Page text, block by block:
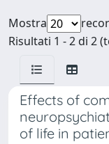
Mostra
Risultati 1 - 2 di 2
Effects of
of life in